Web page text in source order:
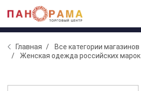
Главная
Все категории магазинов
Женская одежда российских марок